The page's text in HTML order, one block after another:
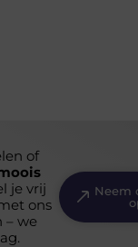
of
je vrij
ons
– we
Neem